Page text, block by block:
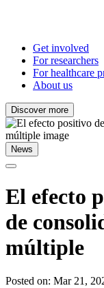
Get involved
For researchers
For healthcare
About us
Discover more
News
El efecto
de
múltiple
Posted on: Mar 21,